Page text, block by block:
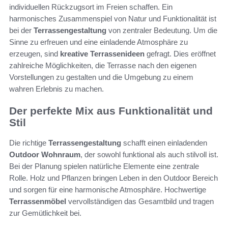
individuellen Rückzugsort im Freien schaffen. Ein
harmonisches Zusammenspiel von Natur und Funktionalität ist
bei der Terrassengestaltung von zentraler Bedeutung. Um die
Sinne zu erfreuen und eine einladende Atmosphäre zu
erzeugen, sind kreative Terrassenideen gefragt. Dies eröffnet
zahlreiche Möglichkeiten, die Terrasse nach den eigenen
Vorstellungen zu gestalten und die Umgebung zu einem
wahren Erlebnis zu machen.
Der perfekte Mix aus Funktionalität und
Stil
Die richtige Terrassengestaltung schafft einen einladenden
Outdoor Wohnraum, der sowohl funktional als auch stilvoll ist.
Bei der Planung spielen natürliche Elemente eine zentrale
Rolle. Holz und Pflanzen bringen Leben in den Outdoor Bereich
und sorgen für eine harmonische Atmosphäre. Hochwertige
Terrassenmöbel vervollständigen das Gesamtbild und tragen
zur Gemütlichkeit bei.